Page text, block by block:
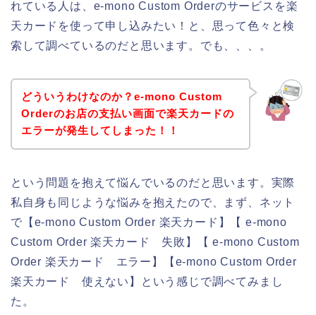
れている人は、e-mono Custom Orderのサービスを楽
天カードを使って申し込みたい！と、思って色々と検
索して調べているのだと思います。でも、、、。
どういうわけなのか？e-mono Custom
Orderのお店の支払い画面で楽天カードの
エラーが発生してしまった！！
という問題を抱えて悩んでいるのだと思います。実際
私自身も同じような悩みを抱えたので、まず、ネット
で【e-mono Custom Order 楽天カード】【 e-mono
Custom Order 楽天カード 失敗】【 e-mono Custom
Order 楽天カード エラー】【e-mono Custom Order
楽天カード 使えない】という感じで調べてみまし
た。